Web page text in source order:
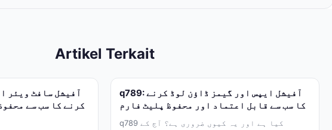
Artikel Terkait
کرنے کا سب سے
q789: آفیشل ایپس اور گیمز ڈاؤن لوڈ کرنے
کا سب سے قابل اعتماد اور محفوظ پلیٹ فارم
q789 کیا ہے اور یہ کیوں ضروری ہے؟ آج کے